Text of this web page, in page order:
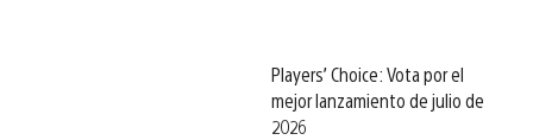
Players’ Choice: Vota por el
mejor lanzamiento de julio de
2026